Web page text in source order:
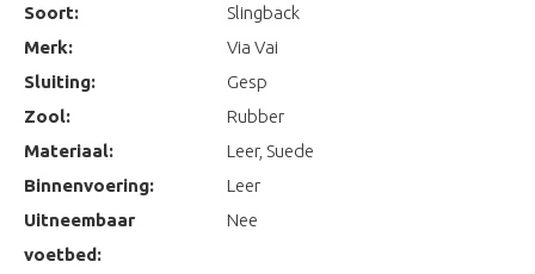
Soort:
Slingback
Merk:
Via Vai
Sluiting:
Gesp
Zool:
Rubber
Materiaal:
Leer, Suede
Binnenvoering:
Leer
Uitneembaar
voetbed:
Nee